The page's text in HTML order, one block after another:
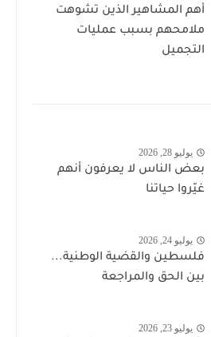
أهم المشاهير الذين تشوهت
ملامحهم بسبب عمليات
التجميل
يوليو 28, 2026
بعض الناس لا يعرفون أنهم
غيّروا حياتنا
يوليو 24, 2026
فلسطين والقضية الوطنية...
بين الحق والمراجعة
يوليو 23, 2026